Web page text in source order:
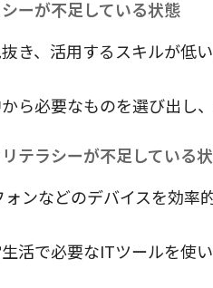
ーが不足している状態
き、活用するスキルが低い
ら必要なものを選び出し
テラシーが不足している
ンなどのデバイスを効率
活で必要なITツールを使い